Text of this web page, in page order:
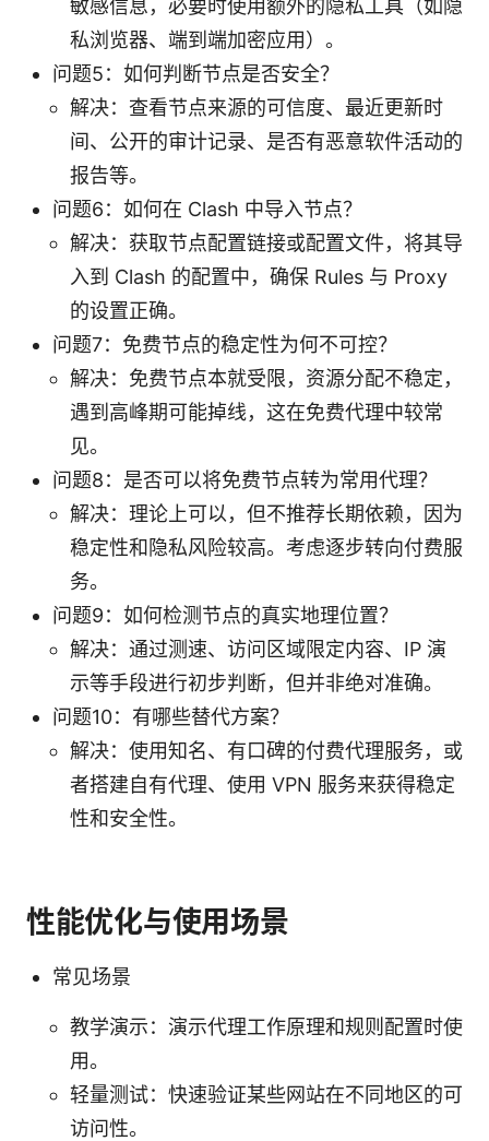
敏感信息，必要时使用额外的隐私工具（如隐
私浏览器、端到端加密应用）。
问题5：如何判断节点是否安全？
解决：查看节点来源的可信度、最近更新时
间、公开的审计记录、是否有恶意软件活动的
报告等。
问题6：如何在 Clash 中导入节点？
解决：获取节点配置链接或配置文件，将其导
入到 Clash 的配置中，确保 Rules 与 Proxy
的设置正确。
问题7：免费节点的稳定性为何不可控？
解决：免费节点本就受限，资源分配不稳定，
遇到高峰期可能掉线，这在免费代理中较常
见。
问题8：是否可以将免费节点转为常用代理？
解决：理论上可以，但不推荐长期依赖，因为
稳定性和隐私风险较高。考虑逐步转向付费服
务。
问题9：如何检测节点的真实地理位置？
解决：通过测速、访问区域限定内容、IP 演
示等手段进行初步判断，但并非绝对准确。
问题10：有哪些替代方案？
解决：使用知名、有口碑的付费代理服务，或
者搭建自有代理、使用 VPN 服务来获得稳定
性和安全性。
性能优化与使用场景
常见场景
教学演示：演示代理工作原理和规则配置时使
用。
轻量测试：快速验证某些网站在不同地区的可
访问性。